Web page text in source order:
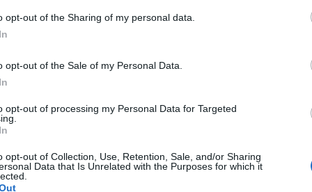
opt-out of the Sharing of my personal data.
opt-out of the Sale of my Personal Data.
opt-out of processing my Personal Data for Targeted
opt-out of Collection, Use, Retention, Sale, and/or Sharing
Data that Is Unrelated with the Purposes for which it
program, valamint a Nemzeti Bűnmegelőzési
el!” című programok évek óta eredményesen
szándéka szerint támogatni kívánja az
ösztönzésként a rendőr-főkapitányság
bocsájt tartós használatra egy Koch
között dr. Somssich Gabriella rendőr
annak reményében adta át Oláh
hogy ez által minden olyan diák, aki zongorázni